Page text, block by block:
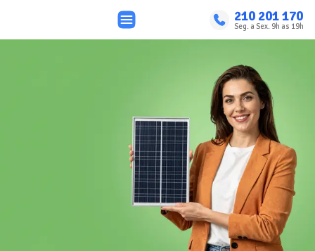
210 201 170
Seg. a Sex. 9h as 19h